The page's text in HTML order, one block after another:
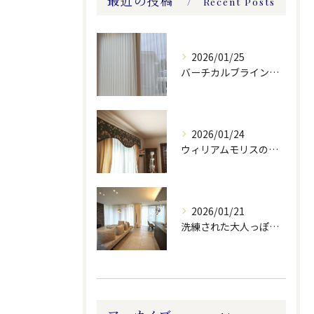
2026/01/25
バーチカルブラインドのレース付きツーウェイスタイル
2026/01/24
ウィリアムモリスの生地ででバランスを製作しました。
2026/01/21
洗練された大人っぽい空間。